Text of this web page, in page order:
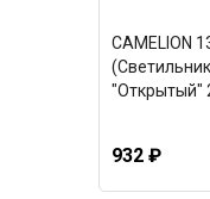
CAMELION
"Открытый"
932 ₽